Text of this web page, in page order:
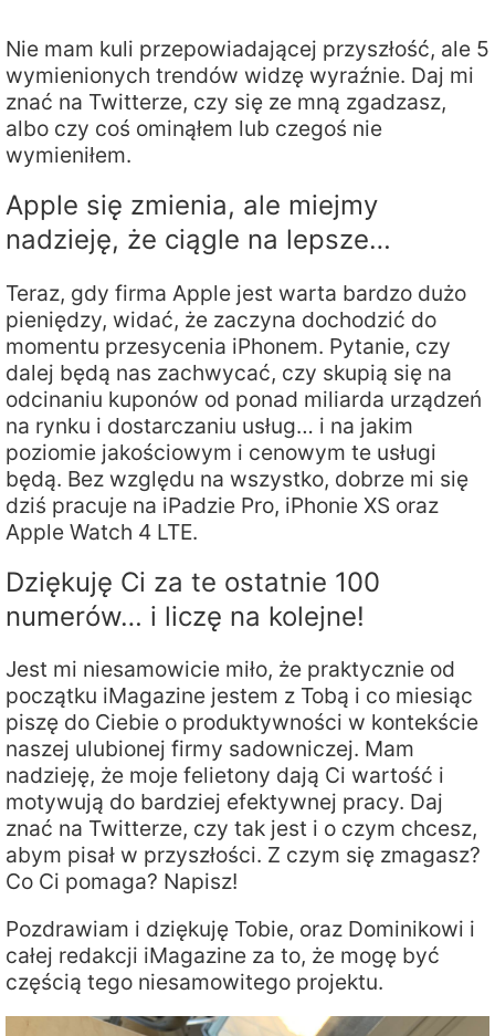
Nie mam kuli przepowiadającej przyszłość, ale 5
wymienionych trendów widzę wyraźnie. Daj mi
znać na Twitterze, czy się ze mną zgadzasz,
albo czy coś ominąłem lub czegoś nie
wymieniłem.
Apple się zmienia, ale miejmy
nadzieję, że ciągle na lepsze…
Teraz, gdy firma Apple jest warta bardzo dużo
pieniędzy, widać, że zaczyna dochodzić do
momentu przesycenia iPhonem. Pytanie, czy
dalej będą nas zachwycać, czy skupią się na
odcinaniu kuponów od ponad miliarda urządzeń
na rynku i dostarczaniu usług… i na jakim
poziomie jakościowym i cenowym te usługi
będą. Bez względu na wszystko, dobrze mi się
dziś pracuje na iPadzie Pro, iPhonie XS oraz
Apple Watch 4 LTE.
Dziękuję Ci za te ostatnie 100
numerów… i liczę na kolejne!
Jest mi niesamowicie miło, że praktycznie od
początku iMagazine jestem z Tobą i co miesiąc
piszę do Ciebie o produktywności w kontekście
naszej ulubionej firmy sadowniczej. Mam
nadzieję, że moje felietony dają Ci wartość i
motywują do bardziej efektywnej pracy. Daj
znać na Twitterze, czy tak jest i o czym chcesz,
abym pisał w przyszłości. Z czym się zmagasz?
Co Ci pomaga? Napisz!
Pozdrawiam i dziękuję Tobie, oraz Dominikowi i
całej redakcji iMagazine za to, że mogę być
częścią tego niesamowitego projektu.